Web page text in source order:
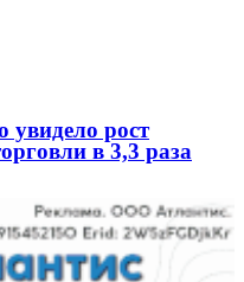
увидело рост
в 3,3 раза